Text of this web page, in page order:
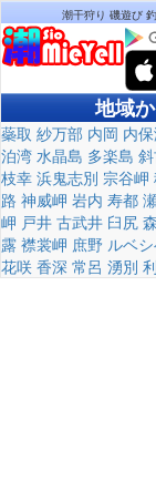
潮干狩り 磯遊び
地域
蘂取 紗万部 内岡 内
泊湾 水晶島 多楽島
枝幸 浜鬼志別 宗谷岬
路 神威岬 岩内 寿都
岬 戸井 古武井 臼尻 森
露 襟裳岬 庶野 ルベ
花咲 香深 常呂 湧別